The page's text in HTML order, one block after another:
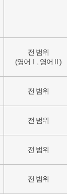
전 범위
(영어Ⅰ, 영어Ⅱ)
전 범위
전 범위
전 범위
전 범위